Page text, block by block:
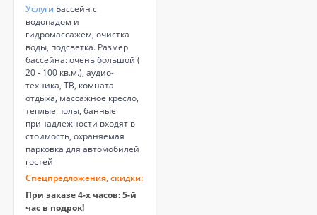
Услуги Бассейн с
водопадом и
гидромассажем, очистка
воды, подсветка. Размер
бассейна: очень большой (
20 - 100 кв.м.), аудио-
техника, ТВ, комната
отдыха, массажное кресло,
теплые полы, банные
принадлежности входят в
стоимость, охраняемая
парковка для автомобилей
гостей
Спецпредложения, скидки:
При заказе 4-х часов: 5-й
час в подрок!